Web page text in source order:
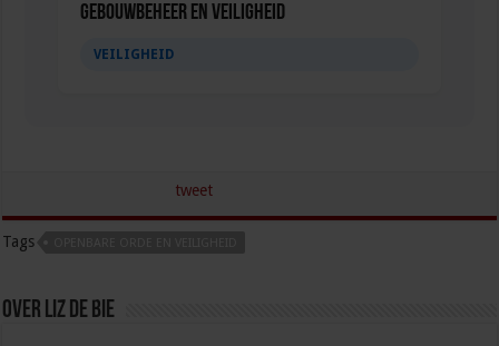
Gebouwbeheer en veiligheid
VEILIGHEID
tweet
Tags
Over Liz de Bie